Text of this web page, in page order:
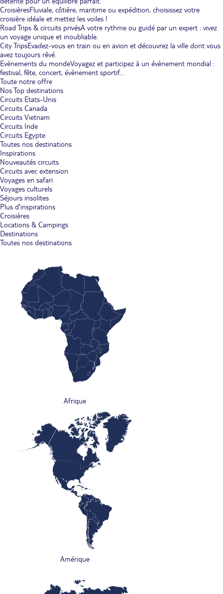
CroisièresFluviale, côtière, maritime ou expédition, choisissez votre
croisière idéale et mettez les voiles !
Road Trips & circuits privésA votre rythme ou guidé par un expert : vivez
un voyage unique et inoubliable.
City TripsEvadez-vous en train ou en avion et découvrez la ville dont vous
avez toujours rêvé.
Evènements du mondeVoyagez et participez à un évènement mondial :
festival, fête, concert, évènement sportif...
Toute notre offre
Nos Top destinations
Circuits Etats-Unis
Circuits Canada
Circuits Vietnam
Circuits Inde
Circuits Egypte
Toutes nos destinations
Inspirations
Nouveautés circuits
Circuits avec extension
Voyages en safari
Voyages culturels
Séjours insolites
Plus d'inspirations
Croisières
Locations & Campings
Destinations
Toutes nos destinations
Afrique
Amérique